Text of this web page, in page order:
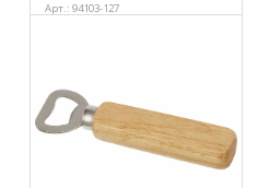
Арт.: 94103-127